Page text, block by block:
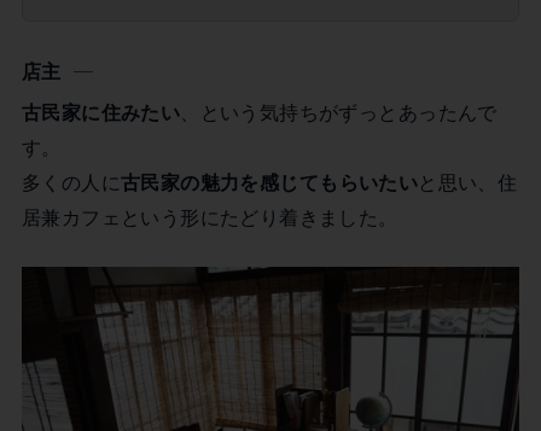
店主
古民家に住みたい 、という気持ちがずっとあったんで
す。
多くの人に古民家の魅力を感じてもらいたいと思い、住
居兼カフェという形にたどり着きました。